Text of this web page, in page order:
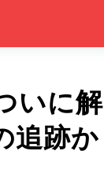
いに解
追跡か